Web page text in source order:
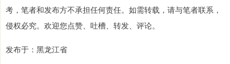
考，笔者和发布方不承担任何责任。如需转载，请与笔者联系，
侵权必究。欢迎您点赞、吐槽、转发、评论。
发布于：黑龙江省